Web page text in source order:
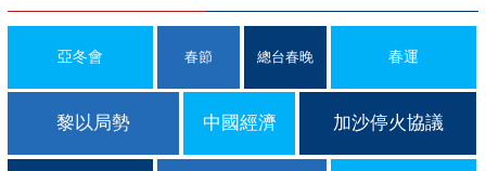
亞冬會 春節 總台春晚 春運
黎以局勢 中國經濟 加沙停火協議